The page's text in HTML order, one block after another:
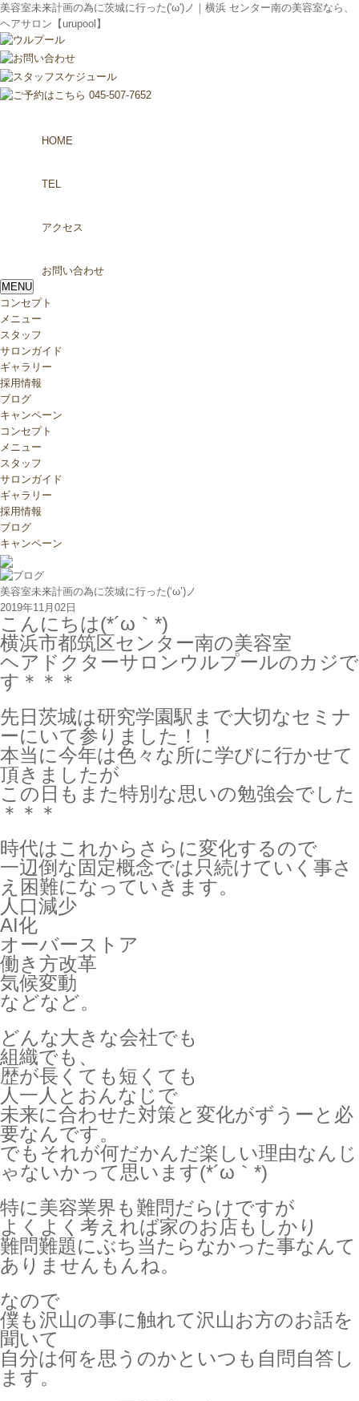
美容室未来計画の為に茨城に行った('ω')ノ｜横浜 センター南の美容室なら、
ヘアサロン【urupool】
HOME
TEL
アクセス
お問い合わせ
MENU
コンセプト
メニュー
スタッフ
サロンガイド
ギャラリー
採用情報
ブログ
キャンペーン
コンセプト
メニュー
スタッフ
サロンガイド
ギャラリー
採用情報
ブログ
キャンペーン
美容室未来計画の為に茨城に行った(‘ω’)ノ
2019年11月02日
こんにちは(*´ω｀*)
横浜市都筑区センター南の美容室
ヘアドクターサロンウルプールのカジで
す＊＊＊
先日茨城は研究学園駅まで大切なセミナ
ーにいて参りました！！
本当に今年は色々な所に学びに行かせて
頂きましたが
この日もまた特別な思いの勉強会でした
＊＊＊
時代はこれからさらに変化するので
一辺倒な固定概念では只続けていく事さ
え困難になっていきます。
人口減少
AI化
オーバーストア
働き方改革
気候変動
などなど。
どんな大きな会社でも
組織でも、
歴が長くても短くても
人一人とおんなじで
未来に合わせた対策と変化がずうーと必
要なんです。
でもそれが何だかんだ楽しい理由なんじ
ゃないかって思います(*´ω｀*)
特に美容業界も難問だらけですが
よくよく考えれば家のお店もしかり
難問難題にぶち当たらなかった事なんて
ありませんもんね。
なので
僕も沢山の事に触れて沢山お方のお話を
聞いて
自分は何を思うのかといつも自問自答し
ます。